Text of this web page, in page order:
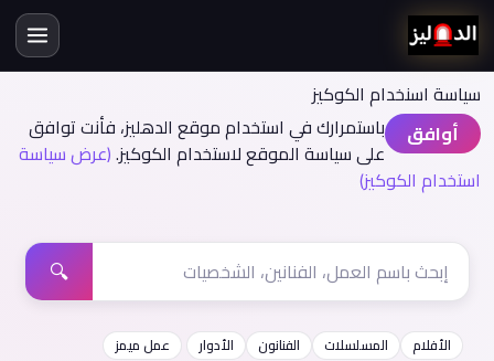
سياسة اسنخدام الكوكيز
أوافق
باستمرارك في استخدام موقع الدهليز، فأنت توافق
على سياسة الموقع لاستخدام الكوكيز.(عرض سياسة
استخدام الكوكيز)
🔍
الأفلام المسلسلات الفنانون الأدوار
عمل ميمز